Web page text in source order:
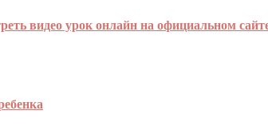
видео урок онлайн на официальном